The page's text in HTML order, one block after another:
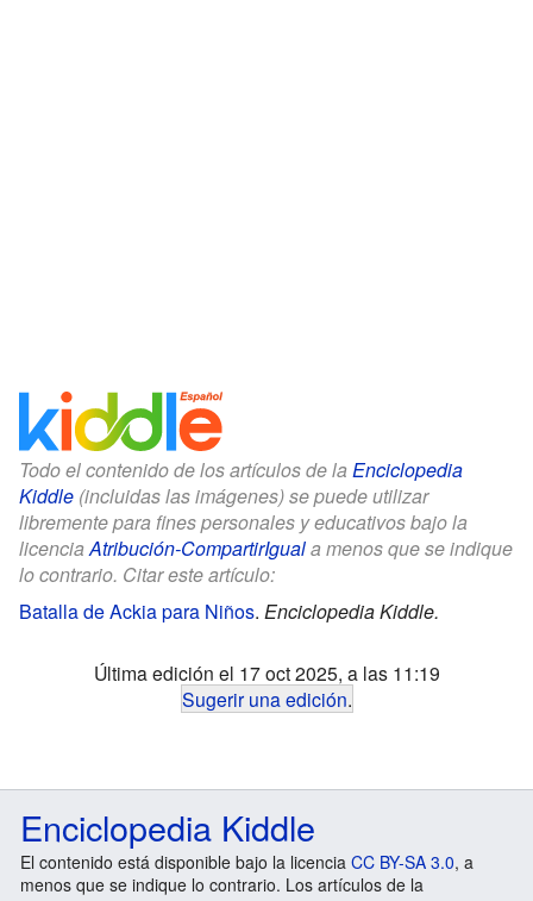
Todo el contenido de los artículos de la Enciclopedia
Kiddle (incluidas las imágenes) se puede utilizar
libremente para fines personales y educativos bajo la
licencia Atribución-CompartirIguala menos que se indique
lo contrario. Citar este artículo:
Batalla de Ackia para Niños. Enciclopedia Kiddle.
Última edición el 17 oct 2025, a las 11:19
Sugerir una edición.
Enciclopedia Kiddle
El contenido está disponible bajo la licencia CC BY-SA 3.0, a
menos que se indique lo contrario. Los artículos de la